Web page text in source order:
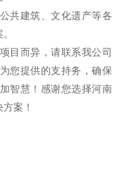
共建筑、文化遗产等各
目而异，请联系我公司
您提供的支持务，确保
智慧！感谢您选择河南
案！